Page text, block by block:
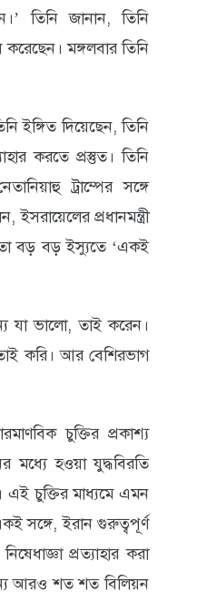
তিনি জানান, তিনি
মঙ্গলবার তিনি
ইঙ্গিত দিয়েছেন, তিনি
করতে প্রস্তুত। তিনি
ট্রাম্পের সঙ্গে
ইসরায়েলের প্রধানমন্ত্রী
বড় বড় ইস্যুতে ‘একই
যা ভালো, তাই করেন।
করি। আর বেশিরভাগ
চুক্তির প্রকাশ্য
মধ্যে হওয়া যুদ্ধবিরতি
এই চুক্তির মাধ্যমে এমন
সঙ্গে, ইরান গুরুত্বপূর্ণ
প্রত্যাহার করা
আরও শত শত বিলিয়ন